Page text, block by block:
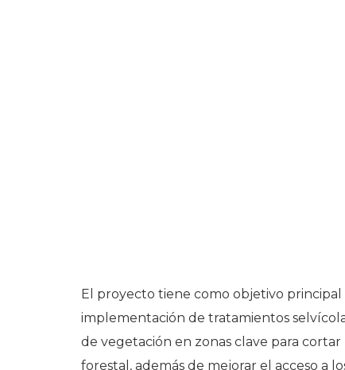
El proyecto tiene como objetivo
implementación de tratamientos
de vegetación en zonas clave para
forestal, además de mejorar el acceso a